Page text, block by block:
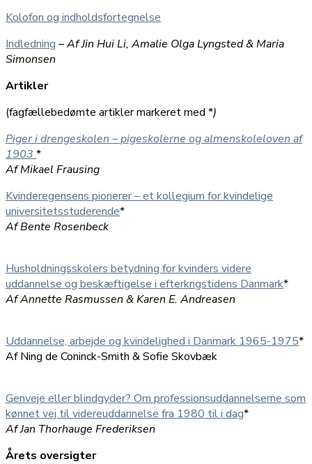
Kolofon og indholdsfortegnelse
Indledning –Af Jin Hui Li, Amalie Olga Lyngsted & Maria
Simonsen
Artikler
(fagfællebedømte artikler markeret med *)
Piger i drengeskolen – pigeskolerne og almenskoleloven af
1903 *
Af Mikael Frausing
Kvinderegensens pionerer – et kollegium for kvindelige
universitetsstuderende*
Af Bente Rosenbeck
Husholdningsskolers betydning for kvinders videre
uddannelse og beskæftigelse i efterkrigstidens Danmark*
Af Annette Rasmussen & Karen E. Andreasen
Uddannelse, arbejde og kvindelighed i Danmark 1965-1975*
Af Ning de Coninck-Smith & Sofie Skovbæk
Genveje eller blindgyder? Om professionsuddannelserne som
kønnet vej til videreuddannelse fra 1980 til i dag*
Af Jan Thorhauge Frederiksen
Årets oversigter